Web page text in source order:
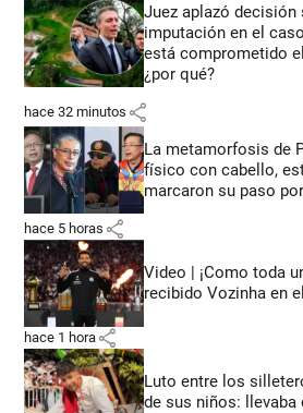
Juez aplazó decisión
imputación en el
está comprometido
¿por qué?
hace 32 minutos share
La metamorfosis de
físico con cabello,
marcaron su paso
hace 5 horas share
Video | ¡Como toda
recibido Vozinha en
hace 1 hora share
Luto entre los
de sus niños: